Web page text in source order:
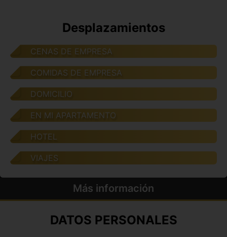
Desplazamientos
CENAS DE EMPRESA
COMIDAS DE EMPRESA
DOMICILIO
EN MI APARTAMENTO
HOTEL
VIAJES
Más información
DATOS PERSONALES